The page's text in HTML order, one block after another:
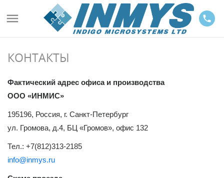
 phone
КОНТАКТЫ
Фактический адрес офиса и производства
OOO «ИНМИС»
195196, Россия, г. Санкт-Петербург
ул. Громова, д.4, БЦ «Громов», офис 132
Тел.: +7(812)313-2185
info@inmys.ru